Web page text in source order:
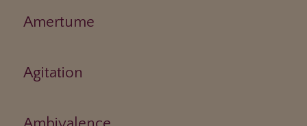
Amertume
Agitation